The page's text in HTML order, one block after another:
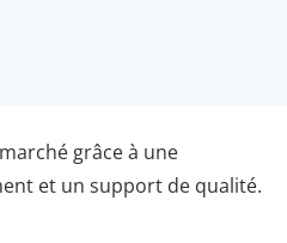
grâce à une
et un support de qualité.